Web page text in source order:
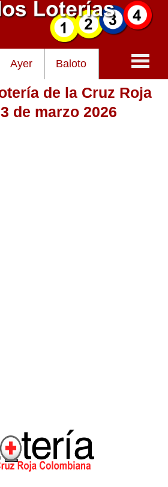
Ayer Baloto
de la Cruz Roja
de marzo 2026